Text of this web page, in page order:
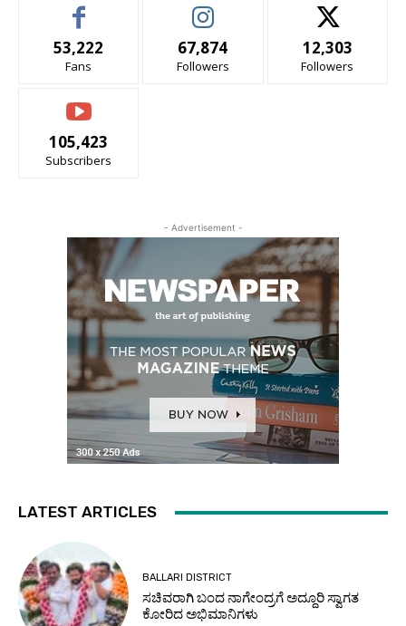
53,222
Fans
67,874
Followers
12,303
Followers
105,423
Subscribers
- Advertisement -
LATEST ARTICLES
BALLARI DISTRICT
ಸಚಿವರಾಗಿ ಬಂದ ನಾಗೇಂದ್ರಗೆ ಅದ್ದೂರಿ ಸ್ವಾಗತ
ಕೋರಿದ ಅಭಿಮಾನಿಗಳು